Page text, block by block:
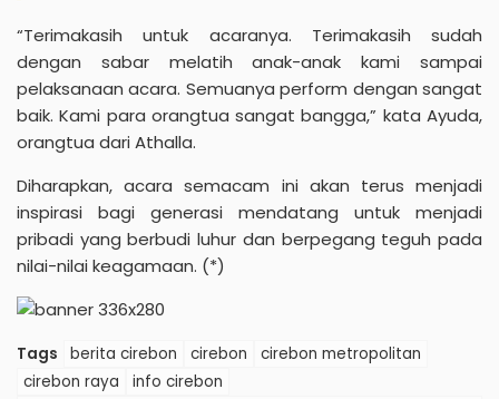
“Terimakasih untuk acaranya. Terimakasih sudah
dengan sabar melatih anak-anak kami sampai
pelaksanaan acara. Semuanya perform dengan sangat
baik. Kami para orangtua sangat bangga,” kata Ayuda,
orangtua dari Athalla.
Diharapkan, acara semacam ini akan terus menjadi
inspirasi bagi generasi mendatang untuk menjadi
pribadi yang berbudi luhur dan berpegang teguh pada
nilai-nilai keagamaan. (*)
Tags berita cirebon cirebon
cirebon metropolitan
cirebon raya
info cirebon